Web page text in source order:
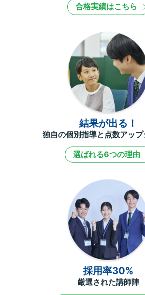
合格実績はこちら
結果が出る！
独自の個別指導と点数アップ
選ばれる6つの理由
採用率30%
厳選された講師陣